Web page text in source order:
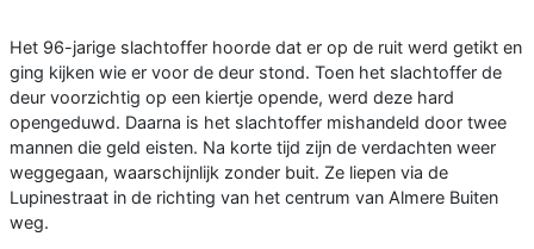
Het 96-jarige slachtoffer hoorde dat er op de ruit werd getikt en
ging kijken wie er voor de deur stond. Toen het slachtoffer de
deur voorzichtig op een kiertje opende, werd deze hard
opengeduwd. Daarna is het slachtoffer mishandeld door twee
mannen die geld eisten. Na korte tijd zijn de verdachten weer
weggegaan, waarschijnlijk zonder buit. Ze liepen via de
Lupinestraat in de richting van het centrum van Almere Buiten
weg.